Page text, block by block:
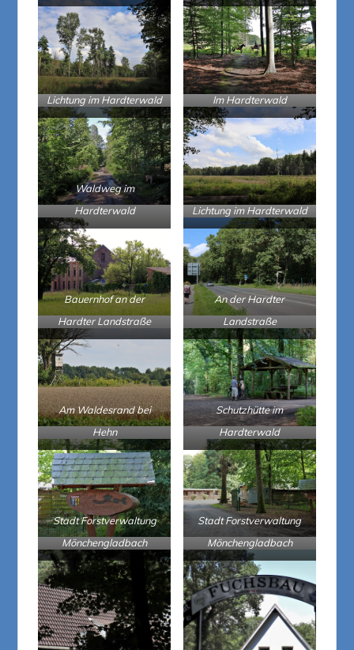
Lichtung im Hardterwald Im Hardterwald
Waldweg im
Hardterwald
Lichtung im Hardterwald
Bauernhof an der
Hardter Landstraße
An der Hardter
Landstraße
Am Waldesrand bei
Hehn
Schutzhütte im
Hardterwald
Stadt Forstverwaltung
Mönchengladbach
Stadt Forstverwaltung
Mönchengladbach